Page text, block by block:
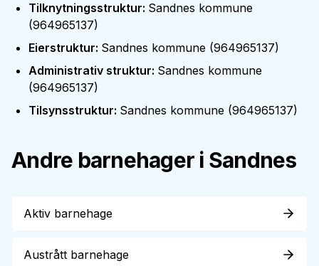
Tilknytningsstruktur: Sandnes kommune
(964965137)
Eierstruktur: Sandnes kommune (964965137)
Administrativ struktur: Sandnes kommune
(964965137)
Tilsynsstruktur: Sandnes kommune (964965137)
Andre barnehager i Sandnes
Aktiv barnehage
Austrått barnehage